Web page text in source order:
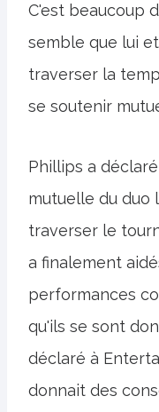
C'est beaucoup
semble que lui
traverser la
se soutenir
Phillips a
mutuelle du duo
traverser le
a finalement
performances
qu'ils se sont
déclaré à
donnait des